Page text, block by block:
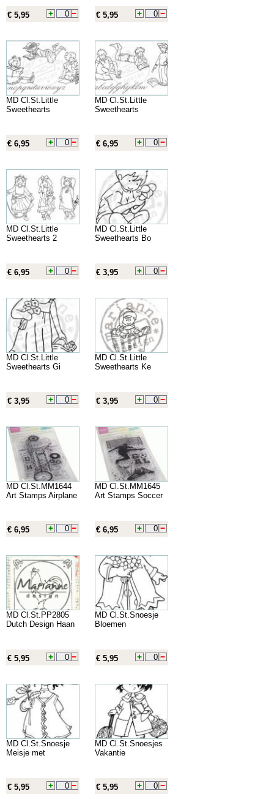
€ 5,95 € 5,95
MD Cl.St.Little
Sweethearts
€ 6,95
MD Cl.St.Little
Sweethearts
€ 6,95
MD Cl.St.Little
Sweethearts 2
€ 6,95
MD Cl.St.Little
Sweethearts Bo
€ 3,95
MD Cl.St.Little
Sweethearts Gi
€ 3,95
MD Cl.St.Little
Sweethearts Ke
€ 3,95
MD Cl.St.MM1644
Art Stamps Airplane
€ 6,95
MD Cl.St.MM1645
Art Stamps Soccer
€ 6,95
MD Cl.St.PP2805
Dutch Design Haan
€ 5,95
MD Cl.St.Snoesje
Bloemen
€ 5,95
MD Cl.St.Snoesje
Meisje met
€ 5,95
MD Cl.St.Snoesjes
Vakantie
€ 5,95